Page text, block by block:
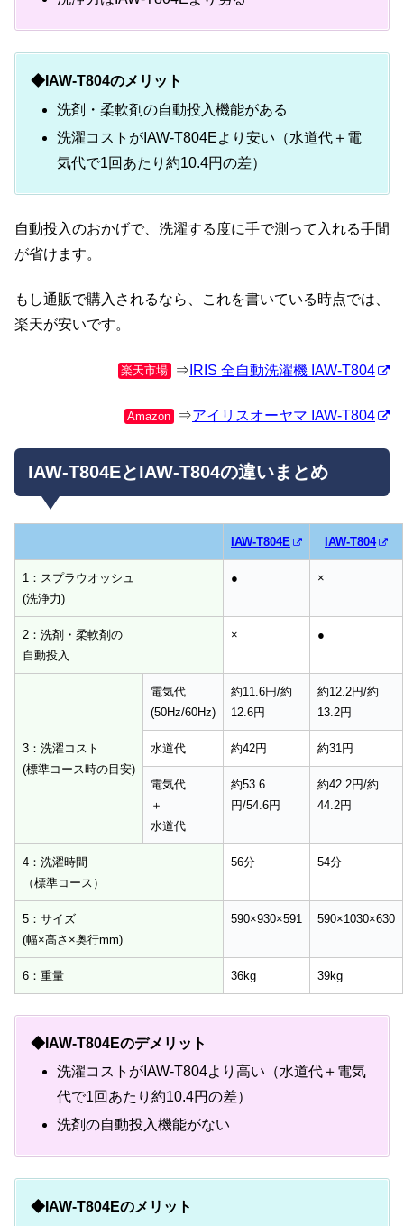
◆IAW-T804のメリット
洗剤・柔軟剤の自動投入機能がある
洗濯コストがIAW-T804Eより安い（水道代＋電
気代で1回あたり約10.4円の差）
自動投入のおかげで、洗濯する度に手で測って入れる手間
が省けます。
もし通販で購入されるなら、これを書いている時点では、
楽天が安いです。
楽天市場 ⇒ IRIS 全自動洗濯機 IAW-T804
Amazon ⇒アイリスオーヤマ IAW-T804
IAW-T804EとIAW-T804の違いまとめ
IAW-T804E IAW-T804
1：スプラウオッシュ
(洗浄力)
● ×
2：洗剤・柔軟剤の
自動投入
× ●
3：洗濯コスト
(標準コース時の目安)
電気代
(50Hz/60Hz)
約11.6円/約
12.6円
約12.2円/約
13.2円
水道代 約42円 約31円
電気代
＋
水道代
約53.6
円/54.6円
約42.2円/約
44.2円
4：洗濯時間
（標準コース）
56分 54分
5：サイズ
(幅×高さ×奥行mm)
590×930×591 590×1030×630
6：重量 36kg 39kg
◆IAW-T804Eのデメリット
洗濯コストがIAW-T804より高い（水道代＋電気
代で1回あたり約10.4円の差）
洗剤の自動投入機能がない
◆IAW-T804Eのメリット